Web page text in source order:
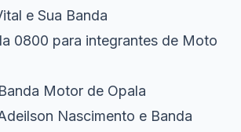
e Sua Banda
0800 para integrantes de Moto
Motor de Opala
Nascimento e Banda